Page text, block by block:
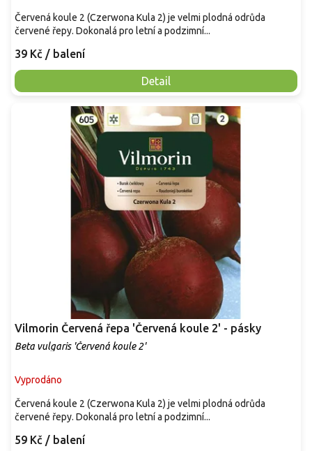
39 Kč / balení
Detail
Červená koule 2 (Czerwona Kula 2) je velmi plodná odrůda
červené řepy. Dokonalá pro letní a podzimní...
Vilmorin Červená řepa 'Červená koule 2' - pásky
Beta vulgaris 'Červená koule 2'
Vyprodáno
59 Kč / balení
Červená koule 2 (Czerwona Kula 2) je velmi plodná odrůda
červené řepy. Dokonalá pro letní a podzimní...